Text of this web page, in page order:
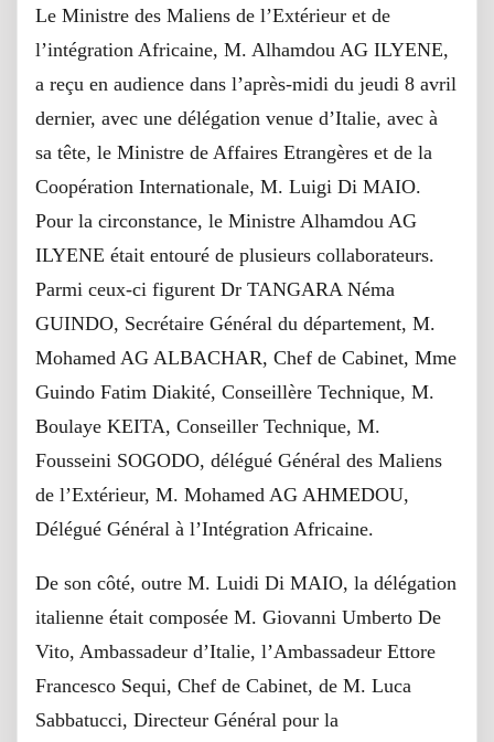
Le Ministre des Maliens de l’Extérieur et de
l’intégration Africaine, M. Alhamdou AG ILYENE,
a reçu en audience dans l’après-midi du jeudi 8 avril
dernier, avec une délégation venue d’Italie, avec à
sa tête, le Ministre de Affaires Etrangères et de la
Coopération Internationale, M. Luigi Di MAIO.
Pour la circonstance, le Ministre Alhamdou AG
ILYENE était entouré de plusieurs collaborateurs.
Parmi ceux-ci figurent Dr TANGARA Néma
GUINDO, Secrétaire Général du département, M.
Mohamed AG ALBACHAR, Chef de Cabinet, Mme
Guindo Fatim Diakité, Conseillère Technique, M.
Boulaye KEITA, Conseiller Technique, M.
Fousseini SOGODO, délégué Général des Maliens
de l’Extérieur, M. Mohamed AG AHMEDOU,
Délégué Général à l’Intégration Africaine.
De son côté, outre M. Luidi Di MAIO, la délégation
italienne était composée M. Giovanni Umberto De
Vito, Ambassadeur d’Italie, l’Ambassadeur Ettore
Francesco Sequi, Chef de Cabinet, de M. Luca
Sabbatucci, Directeur Général pour la